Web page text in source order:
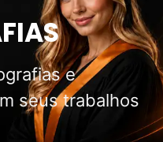
e
seus trabalhos